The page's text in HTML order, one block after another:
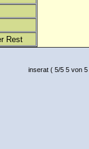
Rest
inserat( 5/5 5 von 5